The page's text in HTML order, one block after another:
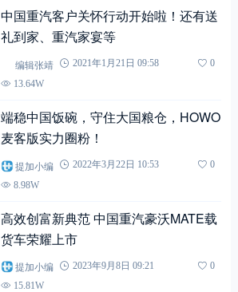
中国重汽客户关怀行动开始啦！还有送
礼到家、重汽家宴等
编辑张靖 2021年1月21日 09:58
0
13.64W
端稳中国饭碗，守住大国粮仓，HOWO
麦客版实力圈粉！
提加小编 2022年3月22日 10:53
0
8.98W
高效创富新典范 中国重汽豪沃MATE载
货车荣耀上市
提加小编 2023年9月8日 09:21
0
15.81W